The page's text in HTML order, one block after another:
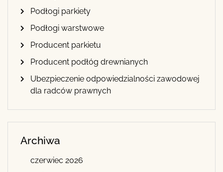
Podłogi parkiety
Podłogi warstwowe
Producent parkietu
Producent podłóg drewnianych
Ubezpieczenie odpowiedzialności zawodowej
dla radców prawnych
Archiwa
czerwiec 2026